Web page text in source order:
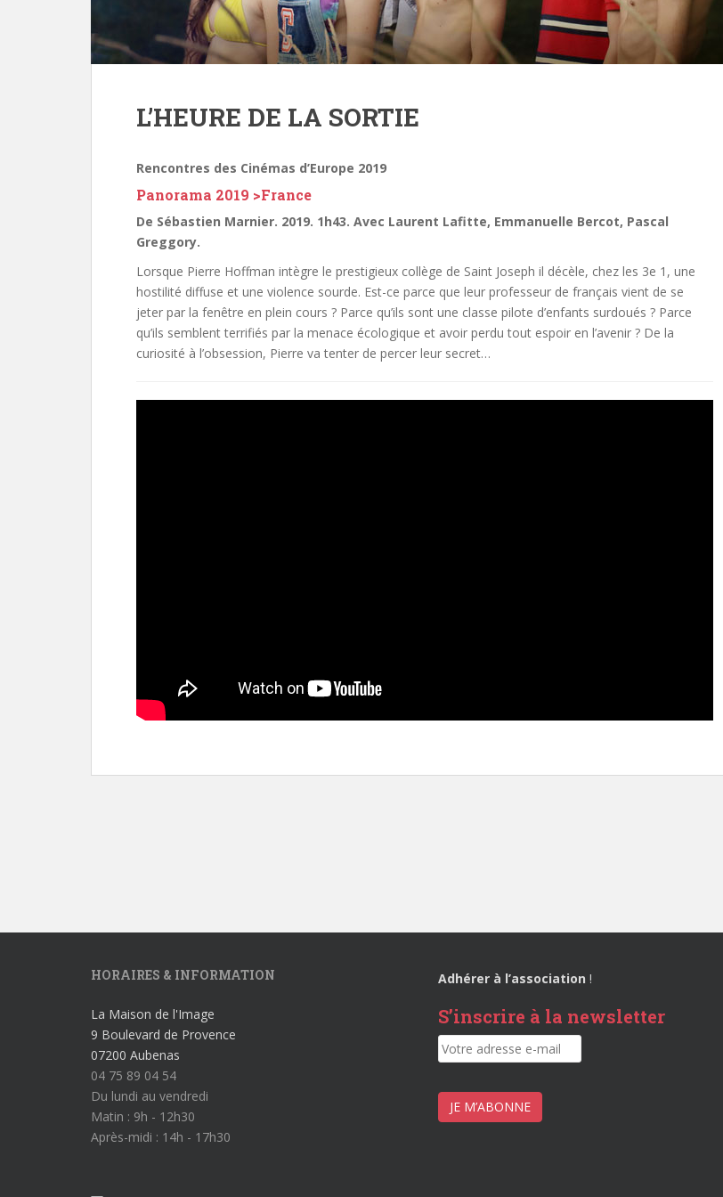
L’HEURE DE LA SORTIE
Rencontres des Cinémas d’Europe 2019
Panorama 2019 >France
De Sébastien Marnier. 2019. 1h43. Avec Laurent Lafitte, Emmanuelle Bercot, Pascal
Greggory.
Lorsque Pierre Hoffman intègre le prestigieux collège de Saint Joseph il décèle, chez les 3e 1, une
hostilité diffuse et une violence sourde. Est-ce parce que leur professeur de français vient de se
jeter par la fenêtre en plein cours ? Parce qu’ils sont une classe pilote d’enfants surdoués ? Parce
qu’ils semblent terrifiés par la menace écologique et avoir perdu tout espoir en l’avenir ? De la
curiosité à l’obsession, Pierre va tenter de percer leur secret…
HORAIRES & INFORMATION
La Maison de l'Image
9 Boulevard de Provence
07200 Aubenas
04 75 89 04 54
Du lundi au vendredi
Matin : 9h - 12h30
Après-midi : 14h - 17h30
Adhérer à l’association !
S’inscrire à la newsletter
JE M’ABONNE